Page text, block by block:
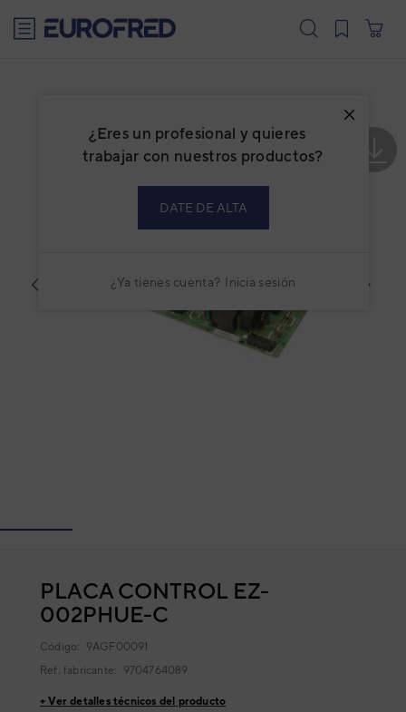
¿Eres un profesional y quieres
trabajar con nuestros productos?
DATE DE ALTA
¿Ya tienes cuenta? Inicia sesión
PLACA CONTROL EZ-
002PHUE-C
Código: 9AGF00091
Ref. fabricante: 9704764089
+ Ver detalles técnicos del producto